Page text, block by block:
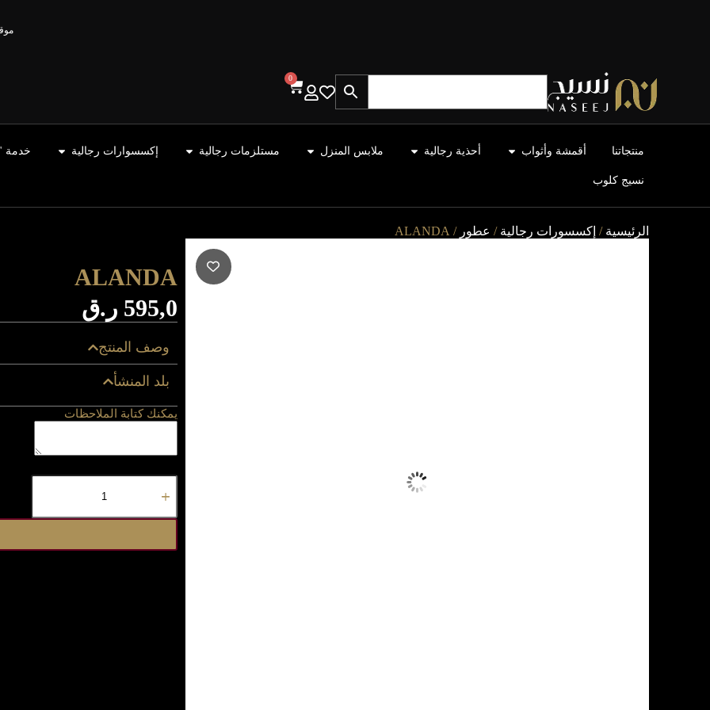
0
منتجاتنا أقمشة وأثواب أحذية رجالية ملابس المنزل مستلزمات رجالية إكسسوارات رجالية خدمة
نسيج كلوب
الرئيسية / إكسسورات رجالية / عطور / ALANDA
ALANDA
595,0 ر.ق
وصف المنتج
بلد المنشأ
يمكنك كتابة الملاحظات